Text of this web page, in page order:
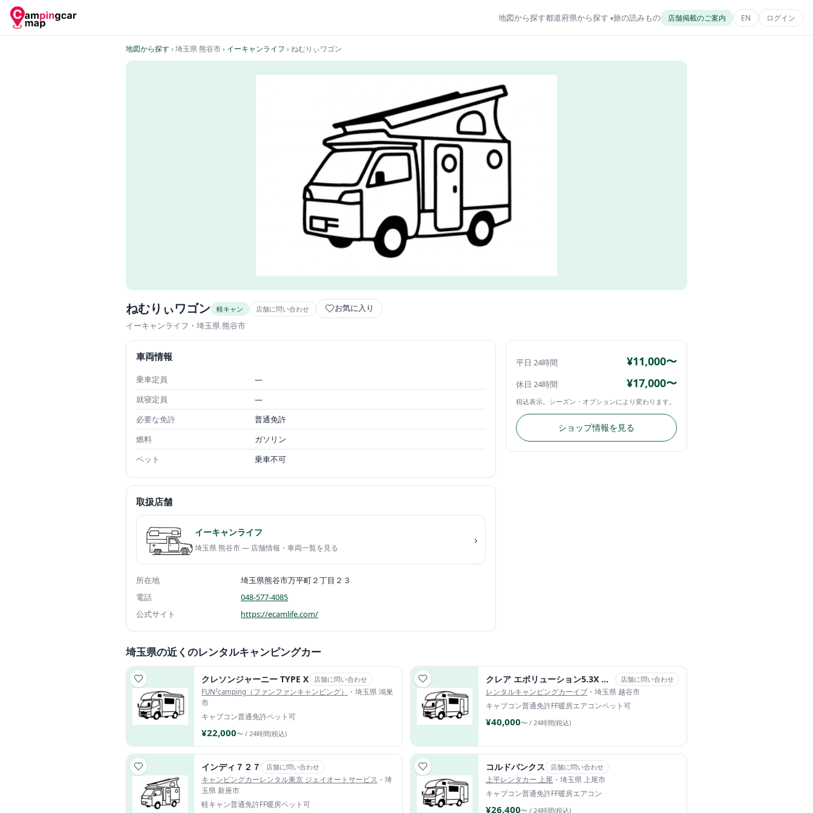
地図から探す都道府県から探す 旅の読みもの 店舗掲載のご案内 EN ログイン
地図から探す› 埼玉県 熊谷市› イーキャンライフ › ねむりぃワゴン
ねむりぃワゴン 軽キャン 店舗に問い合わせ お気に入り
イーキャンライフ ・埼玉県 熊谷市
車両情報
乗車定員
—
就寝定員
—
必要な免許
普通免許
燃料
ガソリン
ペット
乗車不可
取扱店舗
イーキャンライフ
埼玉県 熊谷市 — 店舗情報・車両一覧を見る
›
所在地
埼玉県熊谷市万平町２丁目２３
電話
048-577-4085
公式サイト
https://ecamlife.com/
平日 24時間 ¥11,000〜
休日 24時間 ¥17,000〜
税込表示。シーズン・オプションにより変わります。
ショップ情報を見る
埼玉県の近くのレンタルキャンピングカー
クレソンジャーニー TYPE X 店舗に問い合わせ
FUN²camping（ファンファンキャンピング）
・埼玉県 鴻巣
市
キャブコン普通免許ペット可
¥22,000〜 / 24時間(税込)
クレア エボリューション5.3X ４WD 2号車 店舗に問い合わせ
レンタルキャンピングカーイブ ・埼玉県 越谷市
キャブコン普通免許FF暖房エアコンペット可
¥40,000〜 / 24時間(税込)
インディ７２７ 店舗に問い合わせ
キャンピングカーレンタル東京 ジェイオートサービス ・埼
玉県 新座市
軽キャン普通免許FF暖房ペット可
コルドバンクス 店舗に問い合わせ
上平レンタカー 上尾 ・埼玉県 上尾市
キャブコン普通免許FF暖房エアコン
¥26,400〜 / 24時間(税込)